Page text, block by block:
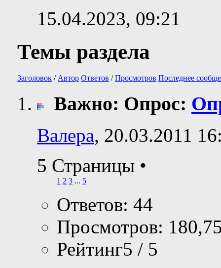
15.04.2023, 09:21
Темы раздела
Заголовок / Автор Ответов /Просмотров Последнее
Важно: Опрос:
Валера, 20.03.2011
5 Страницы •
1 2 3 ... 5
Ответов: 44
Просмотров:
Рейтинг5 / 5